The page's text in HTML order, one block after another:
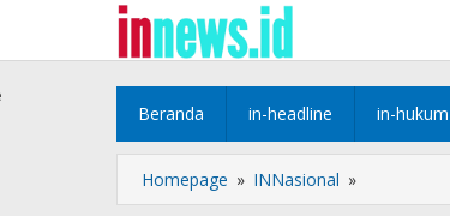
konten
Beranda in-headline in-hukum
Homepage » INNasional »
IV